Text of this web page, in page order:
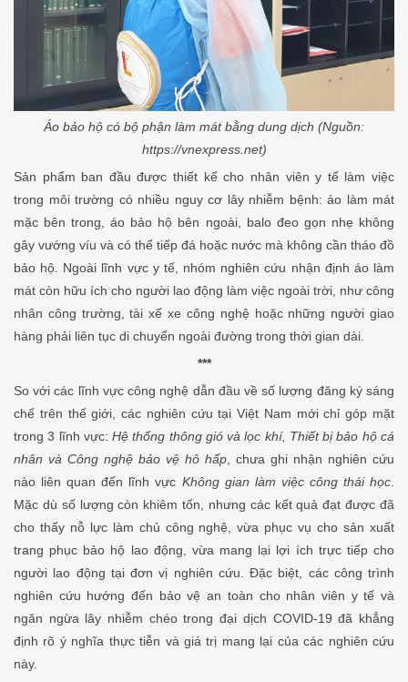
Áo bảo hộ có bộ phận làm mát bằng dung dịch (Nguồn:
https://vnexpress.net)
Sản phẩm ban đầu được thiết kế cho nhân viên y tế làm việc
trong môi trường có nhiều nguy cơ lây nhiễm bệnh: áo làm mát
mặc bên trong, áo bảo hộ bên ngoài, balo đeo gọn nhẹ không
gây vướng víu và có thể tiếp đá hoặc nước mà không cần tháo đồ
bảo hộ. Ngoài lĩnh vực y tế, nhóm nghiên cứu nhận định áo làm
mát còn hữu ích cho người lao động làm việc ngoài trời, như công
nhân công trường, tài xế xe công nghệ hoặc những người giao
hàng phải liên tục di chuyển ngoài đường trong thời gian dài.
***
So với các lĩnh vực công nghệ dẫn đầu về số lượng đăng ký sáng
chế trên thế giới, các nghiên cứu tại Việt Nam mới chỉ góp mặt
trong 3 lĩnh vực:Hệ thống thông gió và lọc khí, Thiết bị bảo hộ cá
nhân và Công nghệ bảo vệ hô hấp , chưa ghi nhận nghiên cứu
nào liên quan đến lĩnh vực Không gian làm việc công thái học
Mặc dù số lượng còn khiêm tốn, nhưng các kết quả đạt được đã
cho thấy nỗ lực làm chủ công nghệ, vừa phục vụ cho sản xuất
trang phục bảo hộ lao động, vừa mang lại lợi ích trực tiếp cho
người lao động tại đơn vị nghiên cứu. Đặc biệt, các công trình
nghiên cứu hướng đến bảo vệ an toàn cho nhân viên y tế và
ngăn ngừa lây nhiễm chéo trong đại dịch COVID-19 đã khẳng
định rõ ý nghĩa thực tiễn và giá trị mang lại của các nghiên cứu
này.